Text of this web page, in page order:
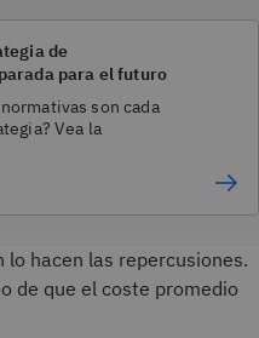
de
para el futuro
son cada
Vea la
hacen las repercusiones.
de que el coste promedio